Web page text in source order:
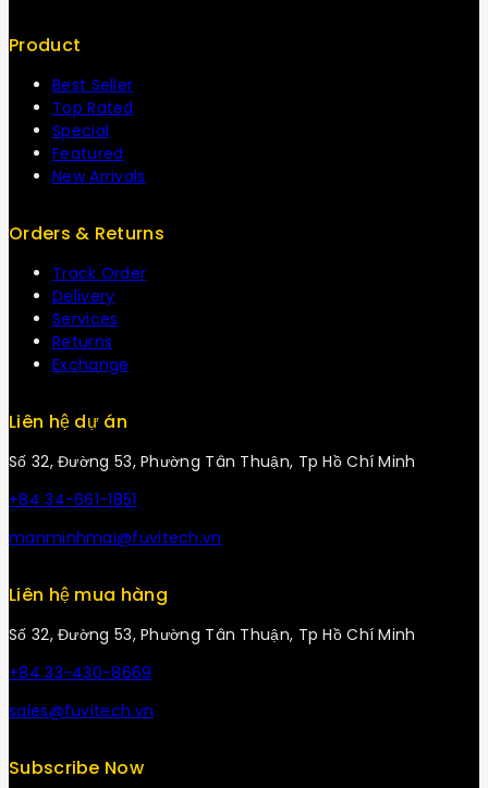
Product
Best Seller
Top Rated
Special
Featured
New Arrivals
Orders & Returns
Track Order
Delivery
Services
Returns
Exchange
Liên hệ dự án
Số 32, Đường 53, Phường Tân Thuận, Tp Hồ Chí Minh
+84 34-661-1851
manminhmai@fuvitech.vn
Liên hệ mua hàng
Số 32, Đường 53, Phường Tân Thuận, Tp Hồ Chí Minh
+84 33-430-8669
sales@fuvitech.vn
Subscribe Now